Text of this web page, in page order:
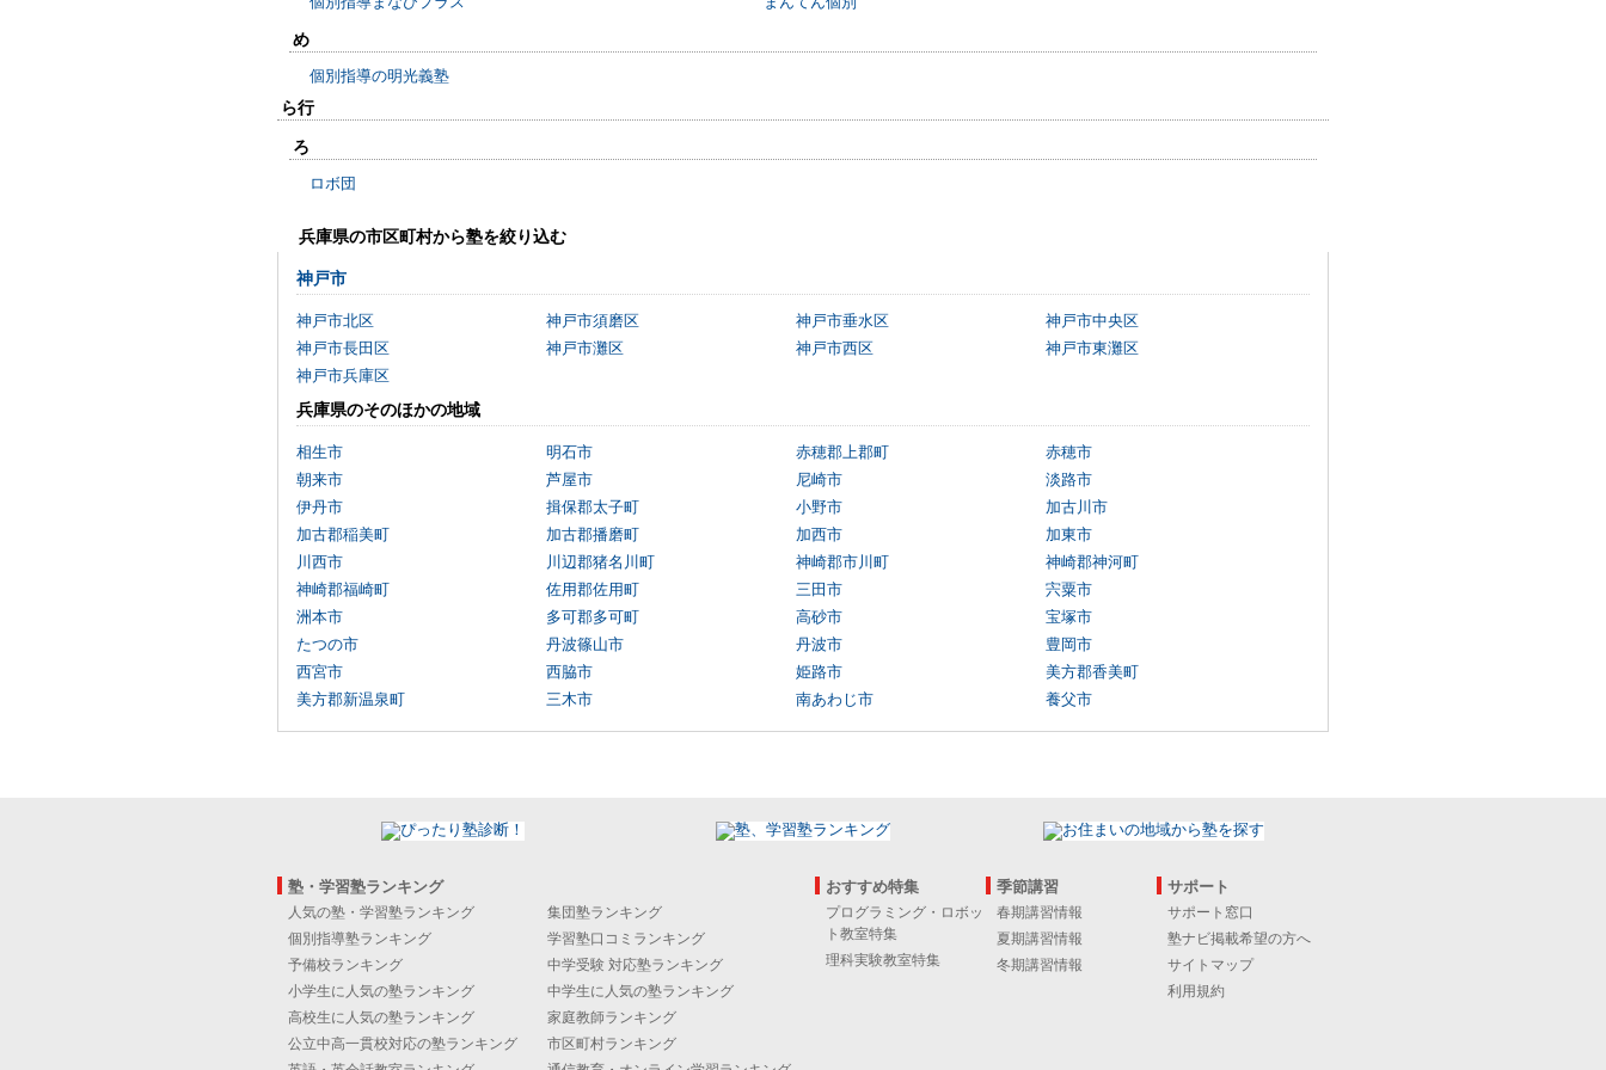
め
個別指導の明光義塾
ら行
ろ
ロボ団
兵庫県の市区町村から塾を絞り込む
神戸市
神戸市北区 神戸市須磨区 神戸市垂水区
神戸市中央区
神戸市長田区
神戸市灘区 神戸市西区
神戸市東灘区
神戸市兵庫区
兵庫県のそのほかの地域
相生市 明石市 赤穂郡上郡町
赤穂市
朝来市
芦屋市 尼崎市
淡路市
伊丹市
揖保郡太子町 小野市
加古川市
加古郡稲美町
加古郡播磨町 加西市
加東市
川西市
川辺郡猪名川町 神崎郡市川町
神崎郡神河町
神崎郡福崎町
佐用郡佐用町 三田市
宍粟市
洲本市
多可郡多可町 高砂市
宝塚市
たつの市
丹波篠山市 丹波市
豊岡市
西宮市
西脇市 姫路市
美方郡香美町
美方郡新温泉町
三木市 南あわじ市 養父市
塾・学習塾ランキング
人気の塾・学習塾ランキング
集団塾ランキング
個別指導塾ランキング
学習塾口コミランキング
予備校ランキング
中学受験 対応塾ランキング
小学生に人気の塾ランキング
中学生に人気の塾ランキング
高校生に人気の塾ランキング
家庭教師ランキング
公立中高一貫校対応の塾ランキング
市区町村ランキング
おすすめ特集
プログラミング・ロボッ
ト教室特集
理科実験教室特集
季節講習
春期講習情報
夏期講習情報
冬期講習情報
サポート
サポート窓口
塾ナビ掲載希望の方へ
サイトマップ
利用規約